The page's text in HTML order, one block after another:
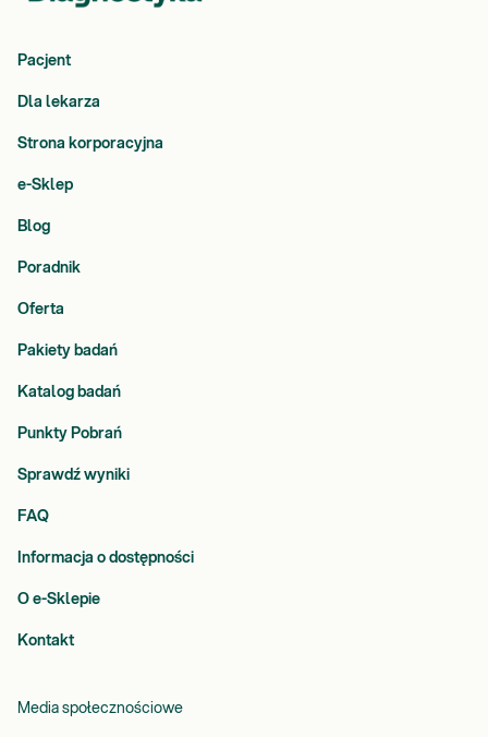
Pacjent
Dla lekarza
Strona korporacyjna
e-Sklep
Blog
Poradnik
Oferta
Pakiety badań
Katalog badań
Punkty Pobrań
Sprawdź wyniki
FAQ
Informacja o dostępności
O e-Sklepie
Kontakt
Media społecznościowe